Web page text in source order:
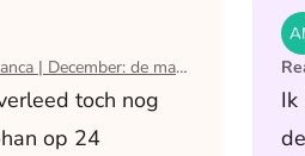
Blog Bianca | December: de maand waarin ik mijn man verloor
toch nog
op 24
Bianca | December: de maand
Ik